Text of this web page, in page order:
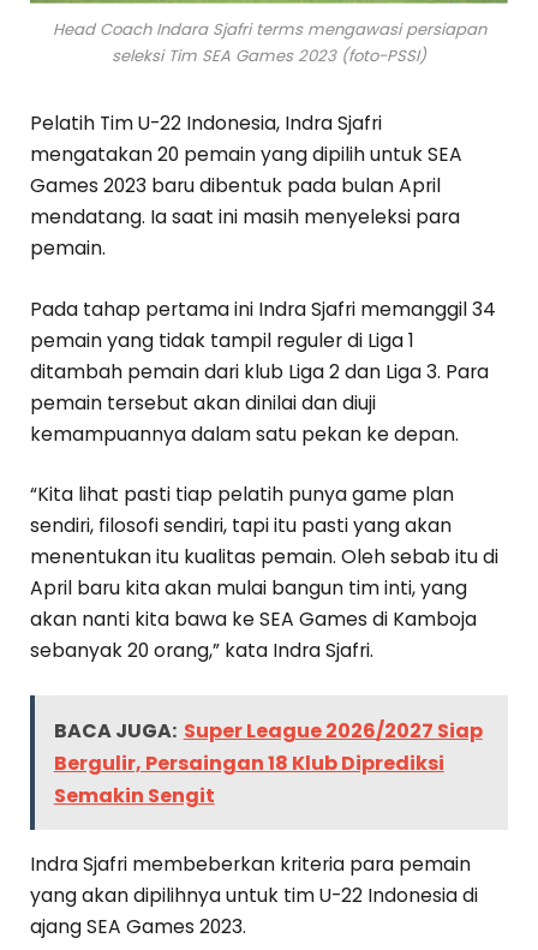
Head Coach Indara Sjafri terms mengawasi persiapan
seleksi Tim SEA Games 2023 (foto-PSSI)
Pelatih Tim U-22 Indonesia, Indra Sjafri
mengatakan 20 pemain yang dipilih untuk SEA
Games 2023 baru dibentuk pada bulan April
mendatang. Ia saat ini masih menyeleksi para
pemain.
Pada tahap pertama ini Indra Sjafri memanggil 34
pemain yang tidak tampil reguler di Liga 1
ditambah pemain dari klub Liga 2 dan Liga 3. Para
pemain tersebut akan dinilai dan diuji
kemampuannya dalam satu pekan ke depan.
“Kita lihat pasti tiap pelatih punya game plan
sendiri, filosofi sendiri, tapi itu pasti yang akan
menentukan itu kualitas pemain. Oleh sebab itu di
April baru kita akan mulai bangun tim inti, yang
akan nanti kita bawa ke SEA Games di Kamboja
sebanyak 20 orang,” kata Indra Sjafri.
BACA JUGA: Super League 2026/2027 Siap
Bergulir, Persaingan 18 Klub Diprediksi
Semakin Sengit
Indra Sjafri membeberkan kriteria para pemain
yang akan dipilihnya untuk tim U-22 Indonesia di
ajang SEA Games 2023.